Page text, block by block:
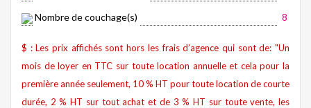
Nombre de couchage(s) 8
$ : Les prix affichés sont hors les frais d’agence qui sont de: "Un
mois de loyer en TTC sur toute location annuelle et cela pour la
première année seulement, 10 % HT pour toute location de courte
durée, 2 % HT sur tout achat et de 3 % HT sur toute vente, les